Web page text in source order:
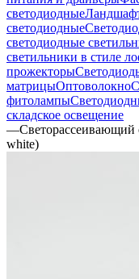
светодиодные
светодиодные
светодиодные
светильники в стиле
прожекторы
матрицыОптоволокно
фитолампы
складское освещение
—Светорассеивающий
white)